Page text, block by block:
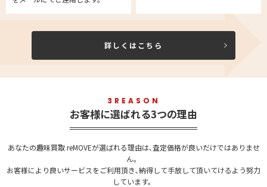
詳しくはこちら
3REASON
お客様に選ばれる3つの理由
あなたの趣味買取 reMOVEが選ばれる理由は､査定価格が良いだけではありませ
ん。
お客様により良いサービスをご利用頂き､納得して手放して頂いてけるよう努力
しています。